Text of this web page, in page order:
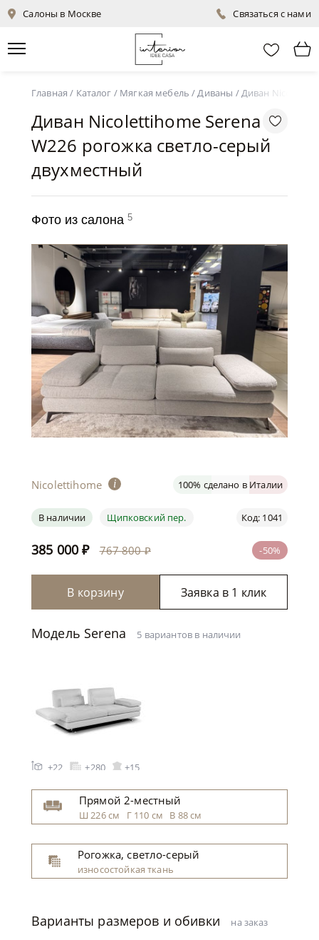
Салоны в Москве Связаться с нами
Главная / Каталог / Мягкая мебель /Диваны /Диван
Диван Nicolettihome Serena
W226 рогожка светло-серый
двухместный
Фото из салона 5
Nicolettihome i 100% сделано в Италии
Код: 1041
В наличии Щипковский пер.
-50%
385 000 ₽ 767 800 ₽
В корзину Заявка в 1 клик
Модель Serena 5 вариантов в наличии
+22 +280 +15
коричневый
Прямой 2-местный
Ш 226 см Г 110 см В 88 см
Рогожка, светло-серый
износостойкая ткань
Варианты размеров и обивки на заказ